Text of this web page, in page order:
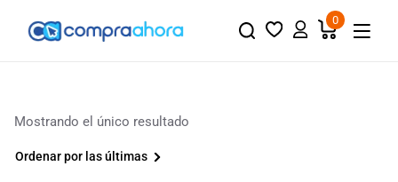
0
Mostrando el único resultado
Ordenar por las últimas